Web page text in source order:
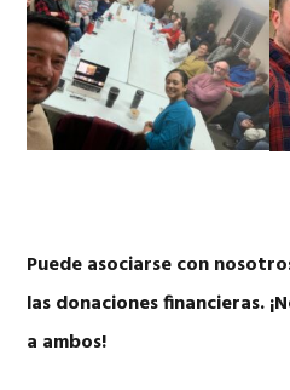
Puede asociarse con
las donaciones financieras.
a ambos!